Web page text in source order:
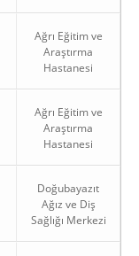
Ağrı Eğitim ve
Araştırma
Hastanesi
Ağrı Eğitim ve
Araştırma
Hastanesi
Doğubayazıt
Ağız ve Diş
Sağlığı Merkezi